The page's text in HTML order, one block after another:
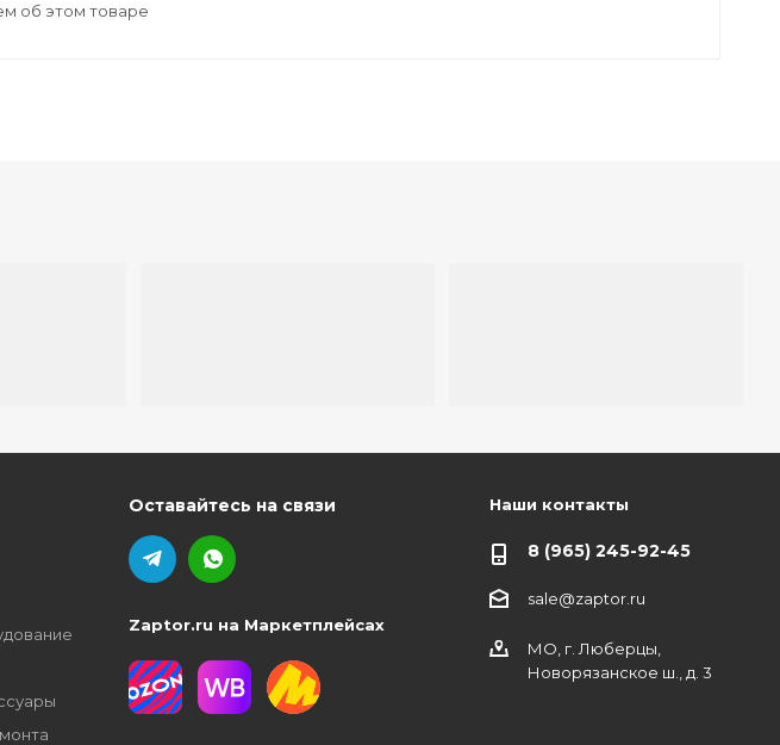
об этом товаре
Оставайтесь на связи
Zaptor.ru на Маркетплейсах
Наши контакты
8 (965) 245-92-45
sale@zaptor.ru
МО, г. Люберцы,
Новорязанское ш., д. 3